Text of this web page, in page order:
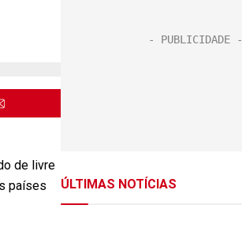
de livre
países